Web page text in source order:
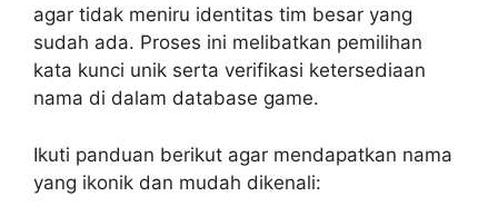
agar tidak meniru identitas tim besar yang
sudah ada. Proses ini melibatkan pemilihan
kata kunci unik serta verifikasi ketersediaan
nama di dalam database game.
Ikuti panduan berikut agar mendapatkan nama
yang ikonik dan mudah dikenali: